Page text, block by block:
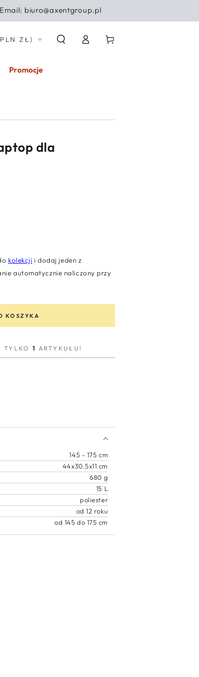
Email: biuro@axentgroup.pl
Promocje
ZŁ) Koszyk
dla
kolekcji i dodaj jeden z
automatycznie naliczony przy
KOSZYKA
TYLKO 1 ARTYKUŁU!
145 - 175 cm
44x30.5x11 cm
680 g
15 L
poliester
od 12 roku
od 145 do 175 cm